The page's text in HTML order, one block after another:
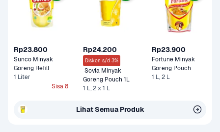
Rp23.800
Sunco Minyak
1 Liter
Sisa 8
Rp24.200
Diskon s/d 3%
Sovia Minyak
Goreng Pouch 1L
1 L, 2 x 1 L
Rp23.900
Fortune Minyak
1 L, 2 L
Lihat Semua Produk